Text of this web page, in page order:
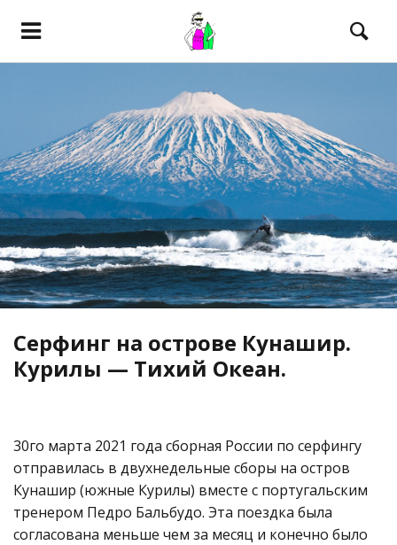
Серфинг на острове Кунашир.
Курилы — Тихий Океан.
30го марта 2021 года сборная России по серфингу
отправилась в двухнедельные сборы на остров
Кунашир (южные Курилы) вместе с португальским
тренером Педро Бальбудо. Эта поездка была
согласована меньше чем за месяц и конечно было